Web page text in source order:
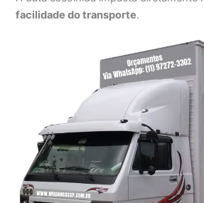
facilidade do transporte.